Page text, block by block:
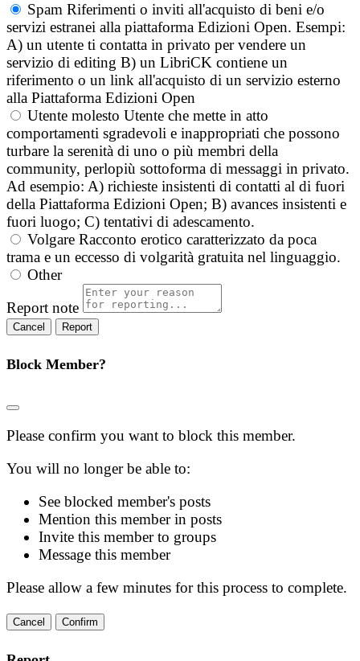
Spam Riferimenti o inviti all'acquisto di beni e/o
servizi estranei alla piattaforma Edizioni Open. Esempi:
A) un utente ti contatta in privato per vendere un
servizio di editing B) un LibriCK contiene un
riferimento o un link all'acquisto di un servizio esterno
alla Piattaforma Edizioni Open
Utente molesto Utente che mette in atto
comportamenti sgradevoli e inappropriati che possono
turbare la serenità di uno o più membri della
community, perlopiù sottoforma di messaggi in privato.
Ad esempio: A) richieste insistenti di contatti al di fuori
della Piattaforma Edizioni Open; B) avances insistenti e
fuori luogo; C) tentativi di adescamento.
Volgare Racconto erotico caratterizzato da poca
trama e un eccesso di volgarità gratuita nel linguaggio.
Other
Report note
Report
Block Member?
Please confirm you want to block this member.
You will no longer be able to:
See blocked member's posts
Mention this member in posts
Invite this member to groups
Message this member
Please allow a few minutes for this process to complete.
Confirm